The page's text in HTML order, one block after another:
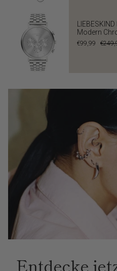
Modern
€99,99
Entdecke